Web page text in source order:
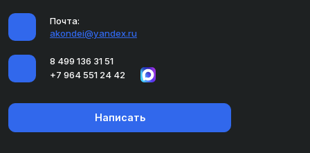
Почта:
akondei@yandex.ru
8 499 136 31 51
+7 964 551 24 42
Написать